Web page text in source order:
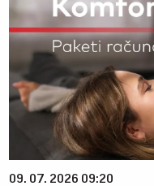
09. 07. 2026 09:20